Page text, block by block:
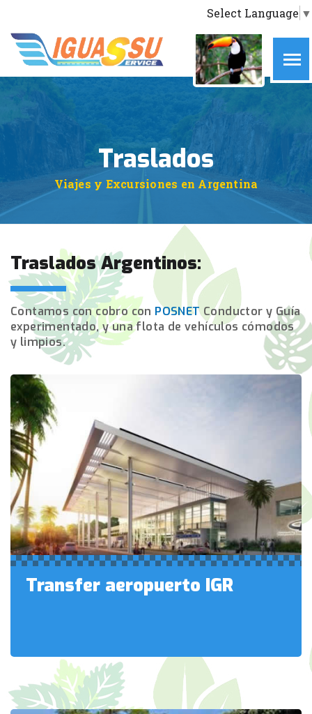
Select Language ▼
SOBRE NOSOTROS
SERVICIOS
TRASLADOS
RESERVAR AHORA
CONTACTO Traslados
Viajes y Excursiones en Argentina
Traslados Argentinos:
Contamos con cobro con POSNETConductor y Guía
experimentado, y una flota de vehículos cómodos
y limpios.
Transfer aeropuerto IGR